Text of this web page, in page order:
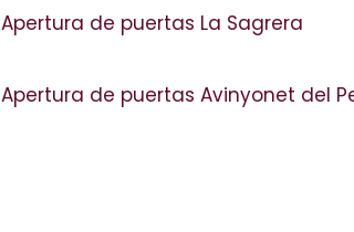
Apertura de puertas La Sagrera
Apertura de puertas Avinyonet del